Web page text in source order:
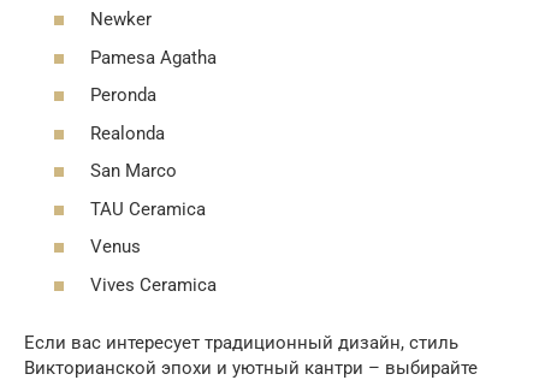
Newker
Pamesa Agatha
Peronda
Realonda
San Marco
TAU Ceramica
Venus
Vives Ceramica
Если вас интересует традиционный дизайн, стиль
Викторианской эпохи и уютный кантри – выбирайте